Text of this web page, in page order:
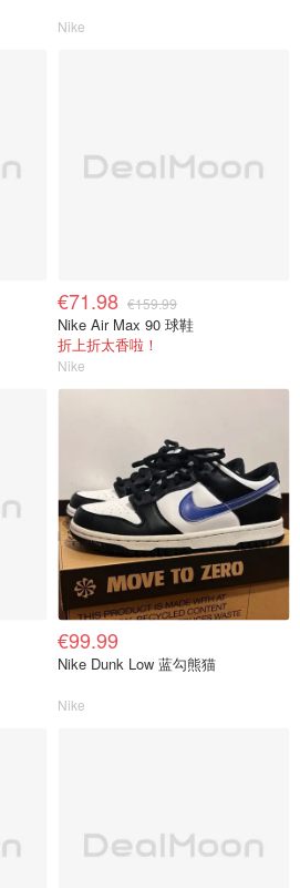
Nike
€71.98 €159.99
Nike Air Max 90 球鞋
折上折太香啦！
Nike
€99.99
Nike Dunk Low 蓝勾熊猫
Nike